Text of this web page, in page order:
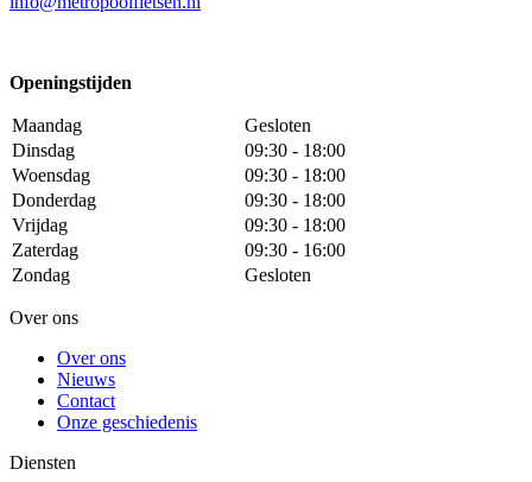
Openingstijden
Maandag
Gesloten
Dinsdag
09:30 - 18:00
Woensdag
09:30 - 18:00
Donderdag
09:30 - 18:00
Vrijdag
09:30 - 18:00
Zaterdag
09:30 - 16:00
Zondag
Gesloten
Over ons
Over ons
Nieuws
Contact
Onze geschiedenis
Diensten